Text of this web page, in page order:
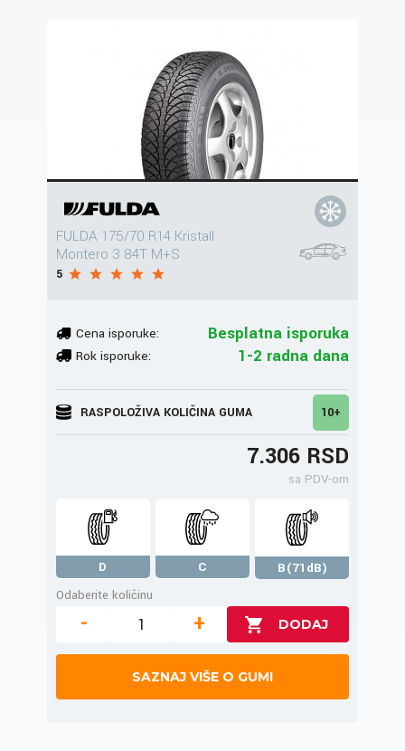
FULDA 175/70 R14 Kristall
Montero 3 84T M+S
5
Cena isporuke: Besplatna isporuka
Rok isporuke: 1-2 radna dana
RASPOLOŽIVA KOLIČINA GUMA 10+
7.306 RSD
sa PDV-om
D C
B(71dB)
Odaberite količinu
- +
SAZNAJ VIŠE O GUMI